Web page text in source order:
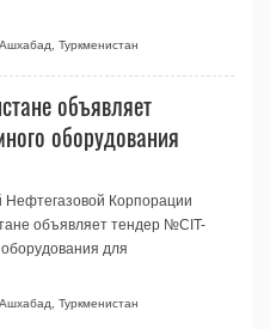
Туркменистан
объявляет
оборудования
Корпорации
объявляет тендер №CIT-
для
Туркменистан